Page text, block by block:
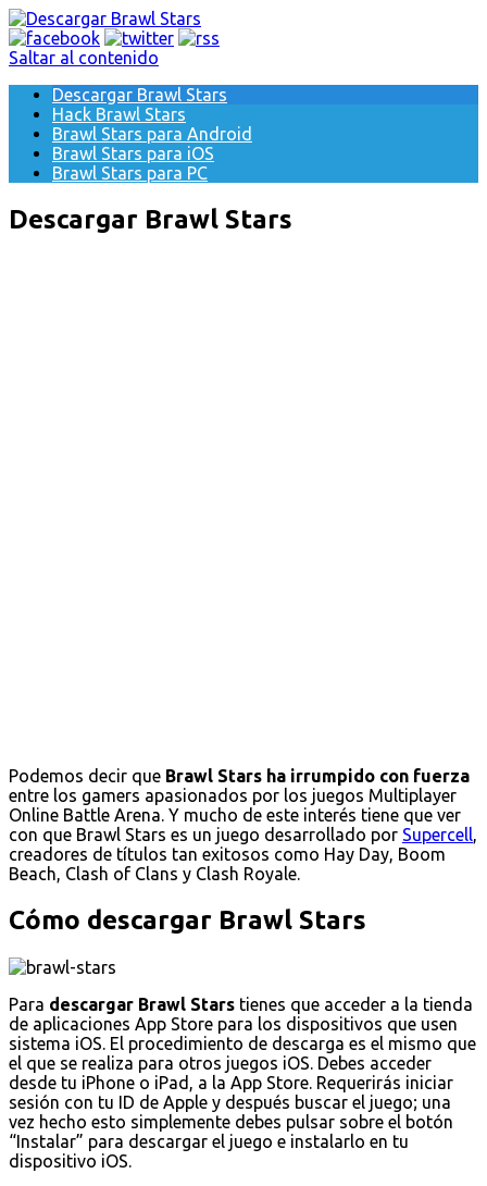
Saltar al contenido
Descargar Brawl Stars
Hack Brawl Stars
Brawl Stars para Android
Brawl Stars para iOS
Brawl Stars para PC
Descargar Brawl Stars
Podemos decir que Brawl Stars ha irrumpido con fuerza
entre los gamers apasionados por los juegos Multiplayer
Online Battle Arena. Y mucho de este interés tiene que ver
con que Brawl Stars es un juego desarrollado por Supercell,
creadores de títulos tan exitosos como Hay Day, Boom
Beach, Clash of Clans y Clash Royale.
Cómo descargar Brawl Stars
Para descargar Brawl Stars tienes que acceder a la tienda
de aplicaciones App Store para los dispositivos que usen
sistema iOS. El procedimiento de descarga es el mismo que
el que se realiza para otros juegos iOS. Debes acceder
desde tu iPhone o iPad, a la App Store. Requerirás iniciar
sesión con tu ID de Apple y después buscar el juego; una
vez hecho esto simplemente debes pulsar sobre el botón
“Instalar” para descargar el juego e instalarlo en tu
dispositivo iOS.